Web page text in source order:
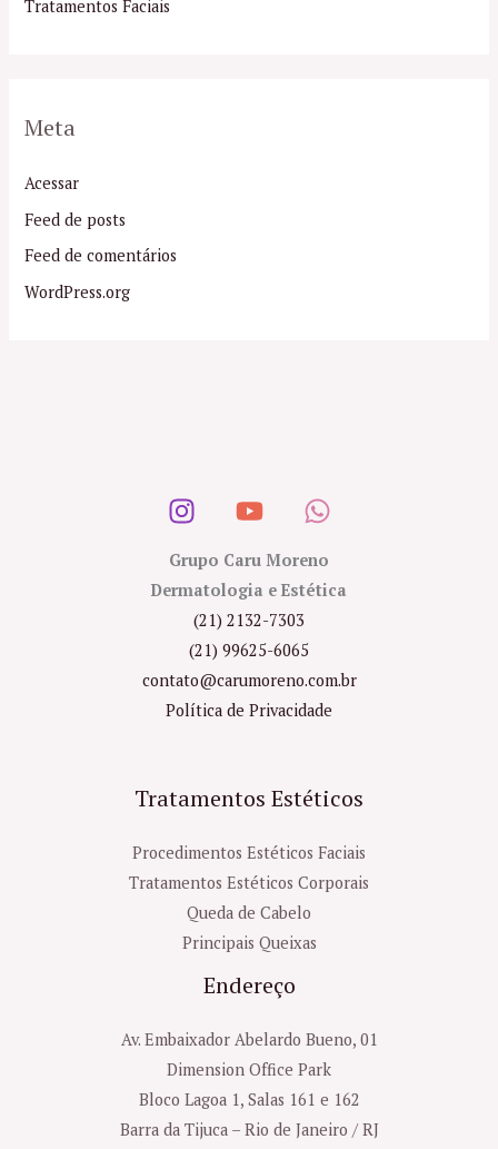
Tratamentos Faciais
Meta
Acessar
Feed de posts
Feed de comentários
WordPress.org
Grupo Caru Moreno
Dermatologia e Estética
(21) 2132-7303
(21) 99625-6065
contato@carumoreno.com.br
Política de Privacidade
Tratamentos Estéticos
Procedimentos Estéticos Faciais
Tratamentos Estéticos Corporais
Queda de Cabelo
Principais Queixas
Endereço
Av. Embaixador Abelardo Bueno, 01
Dimension Office Park
Bloco Lagoa 1, Salas 161 e 162
Barra da Tijuca – Rio de Janeiro / RJ